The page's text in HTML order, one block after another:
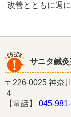
改善とともに週
サニタ鍼
〒226-0025 神奈
４
【電話】 045-